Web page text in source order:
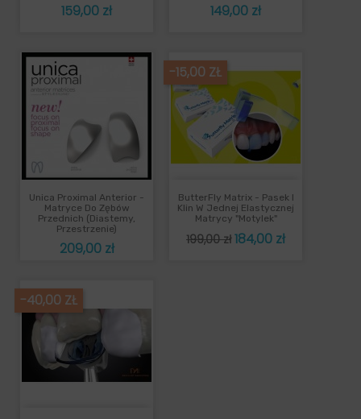
Cena
159,00 zł Cena
149,00 zł
Unica Proximal Anterior -
Matryce Do Zębów
Przednich (diastemy,
Przestrzenie)
Cena
209,00 zł
ButterFly Matrix - Pasek I
Klin W Jednej Elastycznej
Matrycy "Motylek"
Cena
199,00 zł
-15,00 ZŁ
Cena
184,00 zł
-40,00 ZŁ